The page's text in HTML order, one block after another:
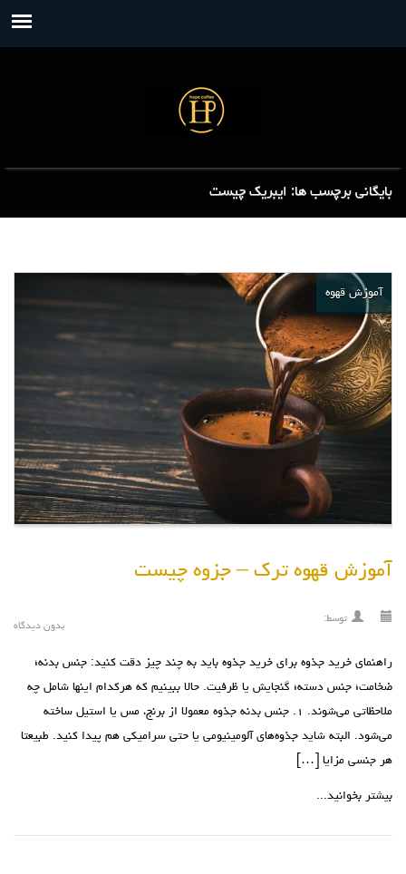
بایگانی برچسب ها: ایبریک چیست
آموزش قهوه
آموزش قهوه ترک – جزوه چیست
توسط:
بدون دیدگاه
راهنمای خرید جذوه برای خرید جذوه باید به چند چیز دقت کنید: جنس بدنه؛
ضخامت؛ جنس دسته؛ گنجایش یا ظرفیت. حالا ببینیم که هرکدام اینها شامل چه
ملاحظاتی می‌شوند. ۱. جنس بدنه جذوه‌ معمولا از برنج، مس یا استیل‌ ساخته
می‌شود. البته شاید جذوه‌های آلومینیومی یا حتی سرامیکی هم پیدا کنید. طبیعتا
هر جنسی مزایا […]
بیشتر بخوانید...